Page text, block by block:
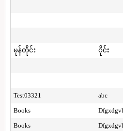
မုန်တိုင်း ဝိုင်း
Test03321 abc
Books
Books